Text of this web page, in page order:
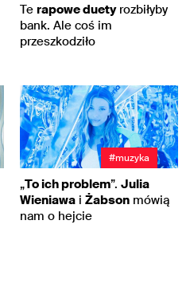
Te rapowe duetyrozbiłyby
bank. Ale coś im
przeszkodziło
#muzyka
„To ich problem”. Julia
Wieniawa i Żabson mówią
nam o hejcie